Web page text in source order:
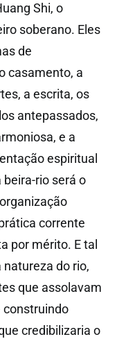
Shi, o
soberano. Eles
de
casamento, a
a escrita, os
antepassados,
e a
espiritual
rio será o
corrente
por mérito. E tal
do rio,
que assolavam
construindo
credibilizaria o